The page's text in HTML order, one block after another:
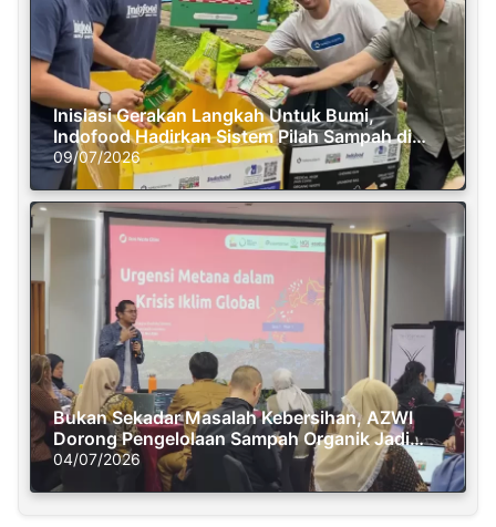
Inisiasi Gerakan Langkah Untuk Bumi,
Indofood Hadirkan Sistem Pilah Sampah di
Semasa Piknik
09/07/2026
Bukan Sekadar Masalah Kebersihan, AZWI
Dorong Pengelolaan Sampah Organik Jadi
Solusi Krisis Iklim
04/07/2026